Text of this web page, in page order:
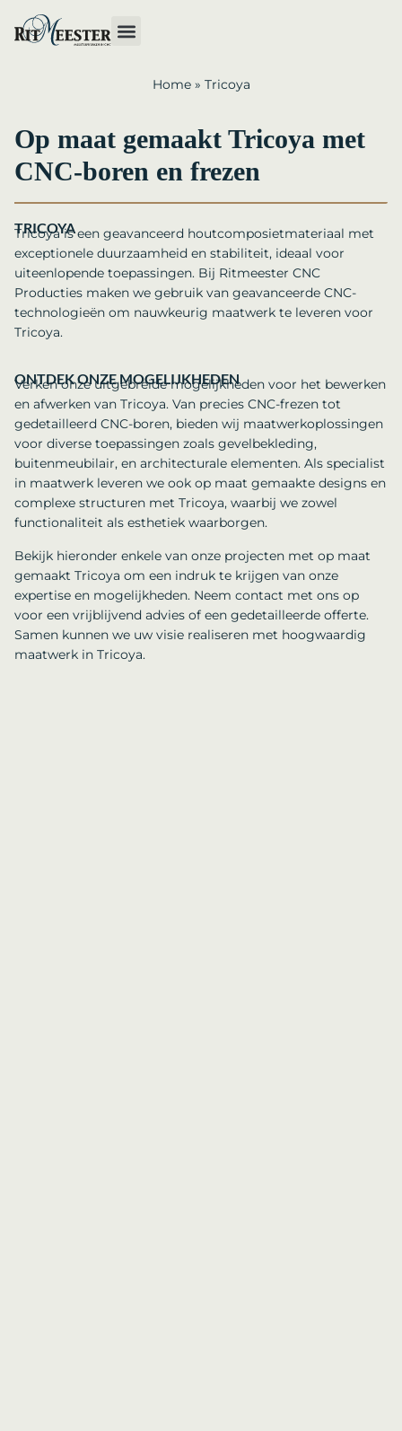
Home» Tricoya
Op maat gemaakt Tricoya met
CNC-boren en frezen
TRICOYA
Tricoya is een geavanceerd houtcomposietmateriaal met
exceptionele duurzaamheid en stabiliteit, ideaal voor
uiteenlopende toepassingen. Bij Ritmeester CNC
Producties maken we gebruik van geavanceerde CNC-
technologieën om nauwkeurig maatwerk te leveren voor
Tricoya.
ONTDEK ONZE MOGELIJKHEDEN
Verken onze uitgebreide mogelijkheden voor het bewerken
en afwerken van Tricoya. Van precies CNC-frezen tot
gedetailleerd CNC-boren, bieden wij maatwerkoplossingen
voor diverse toepassingen zoals gevelbekleding,
buitenmeubilair, en architecturale elementen. Als specialist
in maatwerk leveren we ook op maat gemaakte designs en
complexe structuren met Tricoya, waarbij we zowel
functionaliteit als esthetiek waarborgen.
Bekijk hieronder enkele van onze projecten met op maat
gemaakt Tricoya om een indruk te krijgen van onze
expertise en mogelijkheden. Neem contact met ons op
voor een vrijblijvend advies of een gedetailleerde offerte.
Samen kunnen we uw visie realiseren met hoogwaardig
maatwerk in Tricoya.